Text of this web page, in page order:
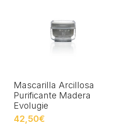
Mascarilla Arcillosa
Purificante Madera
Evolugie
42,50€